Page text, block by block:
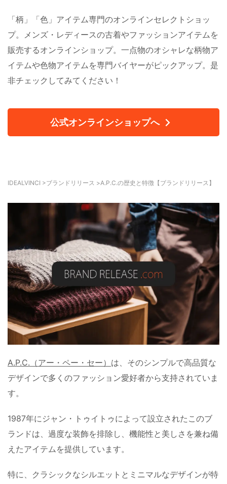
「柄」「色」アイテム専門のオンラインセレクトショッ
プ。メンズ・レディースの古着やファッションアイテムを
販売するオンラインショップ。一点物のオシャレな柄物ア
イテムや色物アイテムを専門バイヤーがピックアップ。是
非チェックしてみてください！
公式オンラインショップへ
IDEALVINCI >ブランドリリース >A.P.C.の歴史と特徴【ブランドリリース】
A.P.C.（アー・ペー・セー） は、そのシンプルで高品質な
デザインで多くのファッション愛好者から支持されていま
す。
1987年にジャン・トゥイトゥによって設立されたこのブ
ランドは、過度な装飾を排除し、機能性と美しさを兼ね備
えたアイテムを提供しています。
特に、クラシックなシルエットとミニマルなデザインが特